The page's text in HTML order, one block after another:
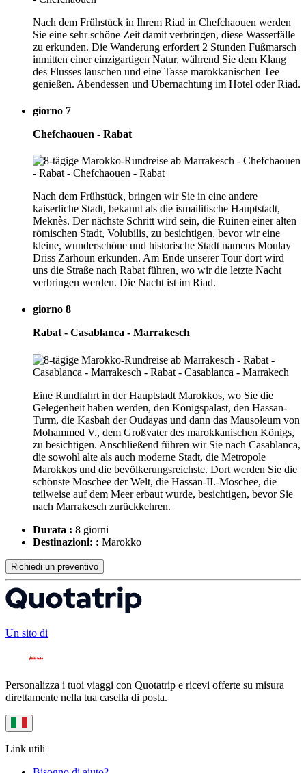
Nach dem Frühstück in Ihrem Riad in Chefchaouen werden
Sie eine sehr schöne Zeit damit verbringen, diese Wasserfälle
zu erkunden. Die Wanderung erfordert 2 Stunden Fußmarsch
inmitten einer einzigartigen Natur, während Sie dem Klang
des Flusses lauschen und eine Tasse marokkanischen Tee
genießen. Abendessen und Übernachtung im Hotel oder Riad.
giorno 7
Chefchaouen - Rabat
Nach dem Frühstück, bringen wir Sie in eine andere
kaiserliche Stadt, bekannt als die ismailitische Hauptstadt,
Meknès. Der nächste Schritt wird sein, die Ruinen einer alten
römischen Stadt, Volubilis, zu besichtigen, bevor wir eine
kleine, wunderschöne und historische Stadt namens Moulay
Driss Zarhoun erkunden. Am Ende unserer Tour dort wird
uns die Straße nach Rabat führen, wo wir die letzte Nacht
verbringen werden. Die Nacht ist im Riad.
giorno 8
Rabat - Casablanca - Marrakesch
Eine Rundfahrt in der Hauptstadt Marokkos, wo Sie die
Gelegenheit haben werden, den Königspalast, den Hassan-
Turm, die Kasbah der Oudayas und dann das Mausoleum von
Mohammed V., dem Großvater des marokkanischen Königs,
zu besichtigen. Anschließend führen wir Sie nach Casablanca,
die sowohl alte als auch moderne Stadt, die Metropole
Marokkos und die bevölkerungsreichste. Dort werden Sie die
schönste Moschee der Welt, die Hassan-II.-Moschee, die
teilweise auf dem Meer erbaut wurde, besichtigen, bevor Sie
nach Marrakesch zurückkehren.
Durata : 8 giorni
Destinazioni: : Marokko
Richiedi un preventivo
Un sito di
Personalizza i tuoi viaggi con Quotatrip e ricevi offerte su misura
direttamente nella tua casella di posta.
Link utili